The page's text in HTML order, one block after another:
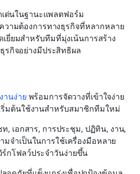
ด่นในฐานะแพลตฟอร์ม
วามต้องการทางธุรกิจที่หลากหลาย
ยี่ยมสำหรับทีมที่มุ่งเน้นการสร้าง
รกิจอย่างมีประสิทธิผล
านง่าย พร้อมการจัดวางที่เข้าใจง่าย
ริ่มต้นใช้งานสำหรับสมาชิกทีมใหม่
, เอกสาร, การประชุม, ปฏิทิน, งาน,
มจำเป็นในการใช้เครื่องมือหลาย
ร์กโฟลว์ประจำวันง่ายขึ้น